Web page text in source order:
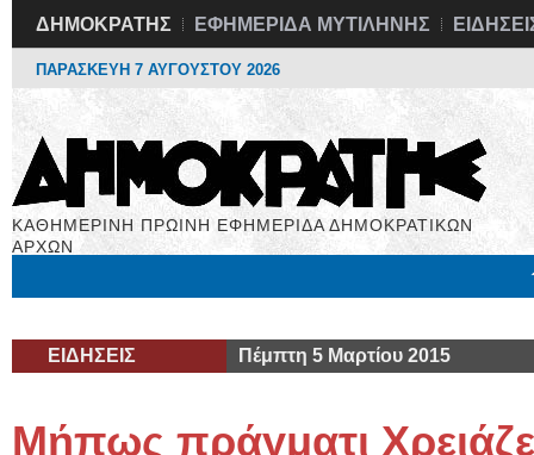
ΔΗΜΟΚΡΑΤΗΣ ΕΦΗΜΕΡΙΔΑ ΜΥΤΙΛΗΝΗΣ
ΠΑΡΑΣΚΕΥΗ 7 ΑΥΓΟΥΣΤΟΥ 2026
ΚΑΘΗΜΕΡΙΝΗ ΠΡΩΙΝΗ ΕΦΗΜΕΡΙΔΑ ΔΗΜΟΚΡΑΤΙΚΩΝ
ΑΡΧΩΝ
ΕΙΔΗΣΕΙΣ Πέμπτη 5 Μαρτίου 2015
Μήπως πράγματι